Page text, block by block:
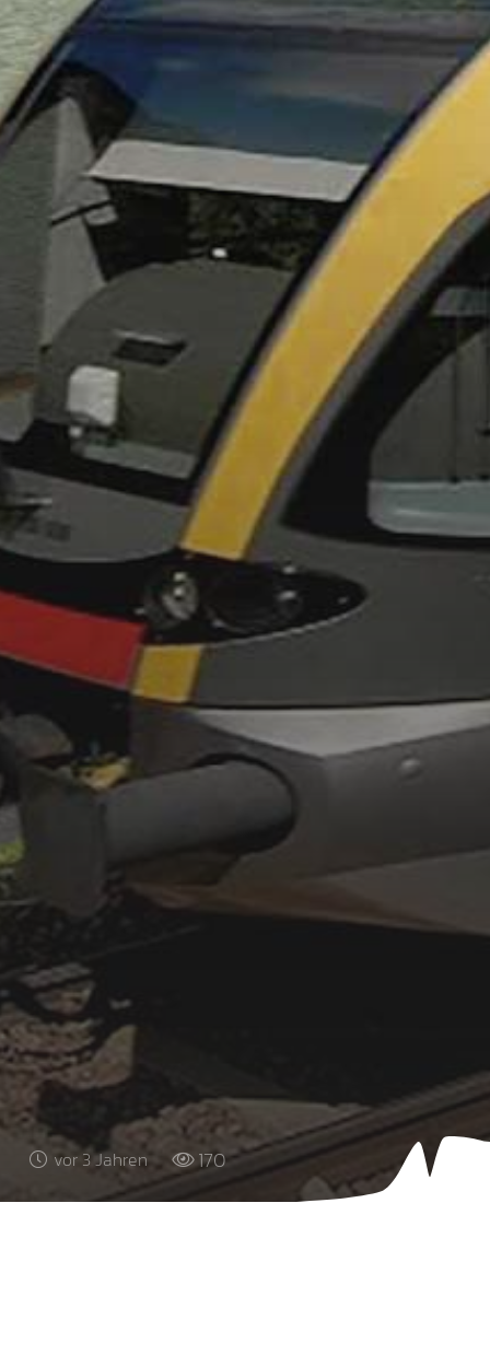
vor 3 Jahren 170